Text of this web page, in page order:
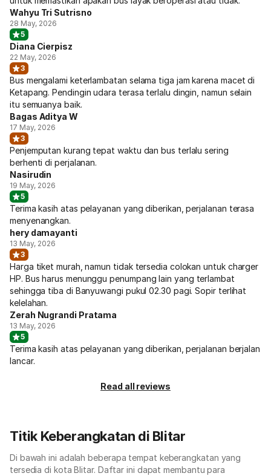
Wahyu Tri Sutrisno
28 May, 2026
5
Diana Cierpisz
22 May, 2026
3
Bus mengalami keterlambatan selama tiga jam karena macet di
Ketapang. Pendingin udara terasa terlalu dingin, namun selain
itu semuanya baik.
Bagas Aditya W
17 May, 2026
3
Penjemputan kurang tepat waktu dan bus terlalu sering
berhenti di perjalanan.
Nasirudin
19 May, 2026
5
Terima kasih atas pelayanan yang diberikan, perjalanan terasa
menyenangkan.
hery damayanti
13 May, 2026
3
Harga tiket murah, namun tidak tersedia colokan untuk charger
HP. Bus harus menunggu penumpang lain yang terlambat
sehingga tiba di Banyuwangi pukul 02.30 pagi. Sopir terlihat
kelelahan.
Zerah Nugrandi Pratama
13 May, 2026
5
Terima kasih atas pelayanan yang diberikan, perjalanan berjalan
lancar.
Read all reviews
Titik Keberangkatan di Blitar
Di bawah ini adalah beberapa tempat keberangkatan yang
tersedia di kota Blitar. Daftar ini dapat membantu para